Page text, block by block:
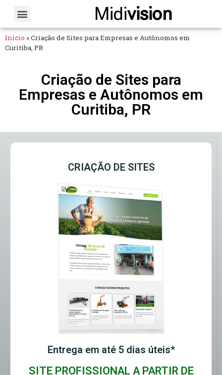
Midivision
Início »Criação de Sites para Empresas e Autônomos em
Curitiba, PR
Criação de Sites para
Empresas e Autônomos em
Curitiba, PR
CRIAÇÃO DE SITES
Entrega em até 5 dias úteis*
SITE PROFISSIONAL A PARTIR DE